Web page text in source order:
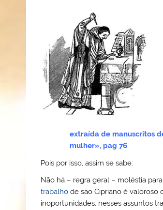
extraída de manuscritos
mulher», pag 76
Pois por isso, assim se sabe:
Não há – regra geral – moléstia
trabalho de são Cipriano é valoroso
inoportunidades, nesses assuntos